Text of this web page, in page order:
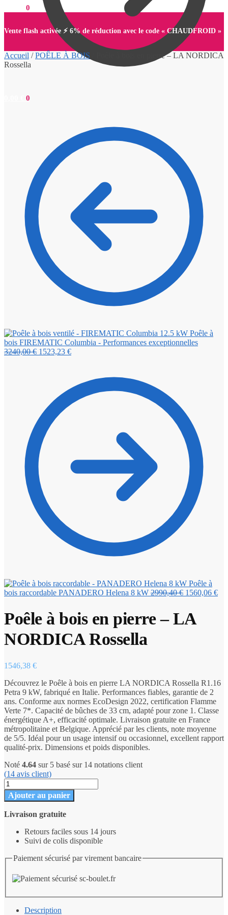
0
0
Vente flash activée ⚡ 6% de réduction avec le code « CHAUDFROID »
Accueil /POÊLE À BOIS
Poêle à bois en pierre – LA NORDICA
Rossella
Poêle à
bois FIREMATIC Columbia - Performances exceptionnelles
3240,00€ Le
3240,00 €.
1523,23 €Le
1523,23 €.
Poêle à
bois raccordable PANADERO Helena 8 kW 2990,40€ Le
était :
1560,06 €Le
Poêle à bois en pierre – LA
NORDICA Rossella
1546,38 €
Découvrez le Poêle à bois en pierre LA NORDICA Rossella R1.16
Petra 9 kW, fabriqué en Italie. Performances fiables, garantie de 2
ans. Conforme aux normes EcoDesign 2022, certification Flamme
Verte 7*. Capacité de bûches de 33 cm, adapté pour zone 1. Classe
énergétique A+, efficacité optimale. Livraison gratuite en France
métropolitaine et Belgique. Apprécié par les clients, note moyenne
de 5/5. Idéal pour un usage intensif ou occasionnel, excellent rapport
qualité-prix. Dimensions et poids disponibles.
Noté 4.64 sur 5 basé sur 14 notations client
(14 avis client)
quantité
de
Poêle
à
bois
LA
Rossella
Ajouter au panier
Livraison gratuite
Retours faciles sous 14 jours
Suivi de colis disponible
Paiement sécurisé par virement bancaire
Description